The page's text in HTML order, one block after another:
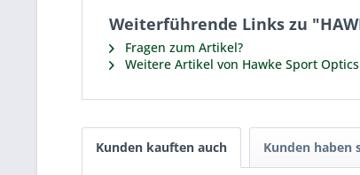
Weiterführende Links zu
Fragen zum Artikel?
Weitere Artikel von Hawke Sport Optics
Kunden kauften auch Kunden haben